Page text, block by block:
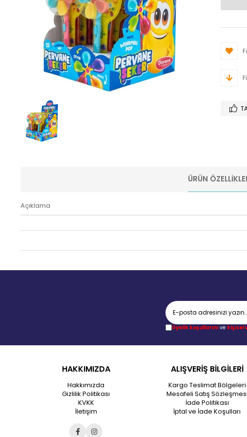
ÜRÜN
Açıklama
Üyelik koşullarınıve kişisel
HAKKIMIZDA
Hakkımızda
Gizlilik Politikası
KVKK
İletişim
ALIŞVERİŞ BİLGİLERİ
Kargo Teslimat Bölgeleri
Mesafeli Satış Sözleşmesi
İade Politikası
İptal ve İade Koşulları